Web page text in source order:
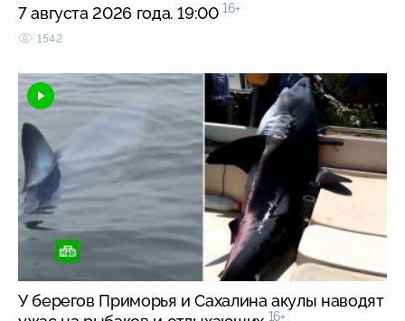
7 августа 2026 года. 19:00 16+
1542
У берегов Приморья и Сахалина акулы наводят
16+